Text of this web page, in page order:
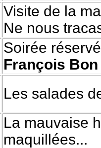
Visite de la
Ne nous
Soirée
François Bon
Les salades
La mauvaise
maquillées...